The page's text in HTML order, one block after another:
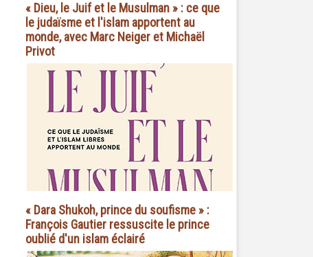
« Dieu, le Juif et le Musulman » : ce que
le judaïsme et l'islam apportent au
monde, avec Marc Neiger et Michaël
Privot
« Dara Shukoh, prince du soufisme » :
François Gautier ressuscite le prince
oublié d'un islam éclairé